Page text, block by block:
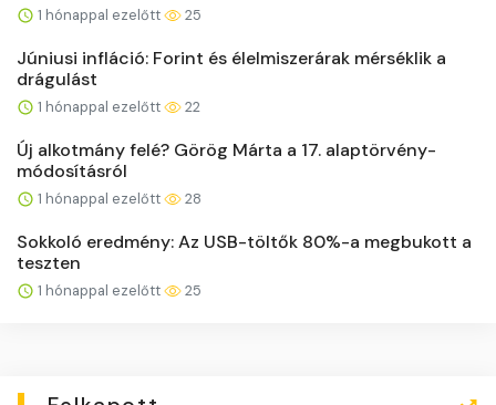
1 hónappal ezelőtt 25
Júniusi infláció: Forint és élelmiszerárak mérséklik a
drágulást
1 hónappal ezelőtt 22
Új alkotmány felé? Görög Márta a 17. alaptörvény-
módosításról
1 hónappal ezelőtt 28
Sokkoló eredmény: Az USB-töltők 80%-a megbukott a
teszten
1 hónappal ezelőtt 25